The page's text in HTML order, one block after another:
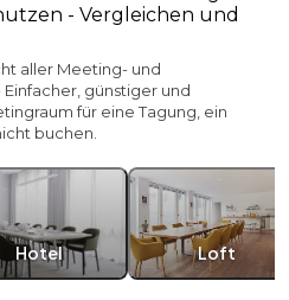
- Vergleichen und
aller Meeting- und
günstiger und
für eine Tagung, ein
buchen.
Hotel Loft